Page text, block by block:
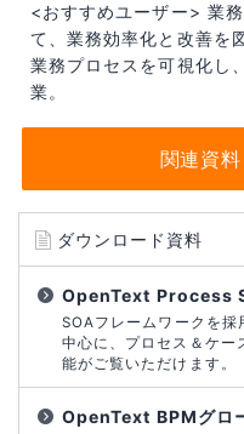
<おすすめユーザー> 業
て、業務効率化と改善を
業務プロセスを可視化し
業。
関連資
ダウンロード資料
OpenText Process
SOAフレームワークを採
中心に、プロセス＆ケー
能がご覧いただけます。
OpenText BPMグロ